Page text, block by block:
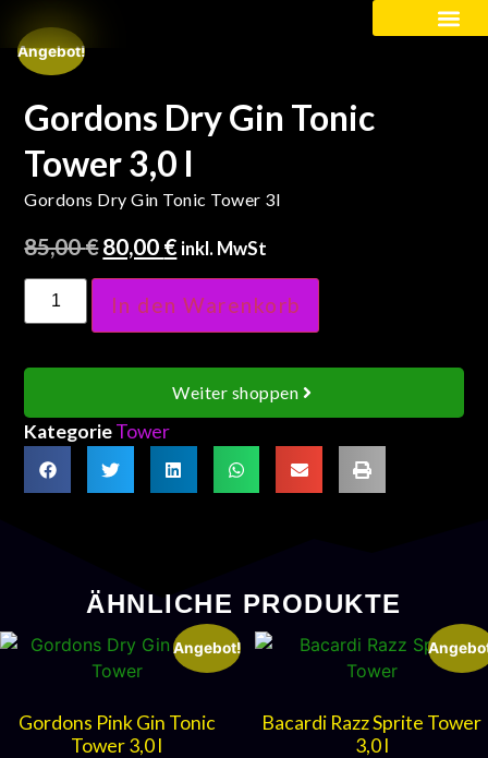
Angebot!
Gordons Dry Gin Tonic
Tower 3,0 l
Gordons Dry Gin Tonic Tower 3l
85,00€80,00 € inkl. MwSt
In den Warenkorb
Weiter shoppen
KategorieTower
ÄHNLICHE PRODUKTE
Angebot!
Gordons Pink Gin Tonic
Tower 3,0 l
Bacardi Razz Sprite Tower
3,0 l